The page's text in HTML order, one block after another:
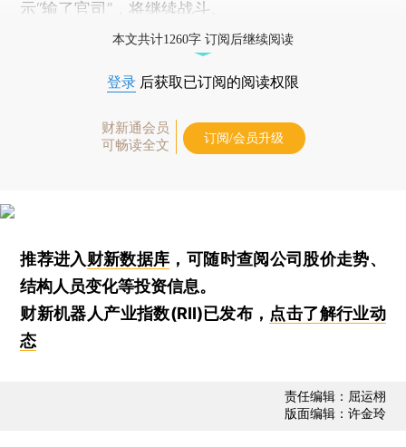
示“输了官司”，将继续战斗。
本文共计1260字 订阅后继续阅读
登录 后获取已订阅的阅读权限
财新通会员
可畅读全文
订阅/会员升级
推荐进入财新数据库 ，可随时查阅公司股价走势、
结构人员变化等投资信息。
财新机器人产业指数(RII)已发布， 点击了解行业动
态
责任编辑：屈运栩
版面编辑：许金玲